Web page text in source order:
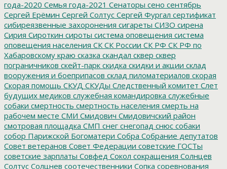
года-2020 Семья года-2021 Сенаторы сено сентябрь
Сергей Ерёмин Сергей Солтус Сергей Фургал сертификат
сибиреязвенные захоронения сигареты СИЗО сирена
Сирия Сироткин сироты система оповещения система
оповещения населения СК СК России СК РФ СК РФ по
Хабаровскому краю сказка скандал сквер сквер
пограничников скейт-парк скидка скидки и акции склад
вооружения и боеприпасов склад пиломатериалов скорая
Скорая помощь СКУД СКУДы Следственный комитет Слет
будущих медиков служебная командировка служебные
собаки смертность смертность населения смерть на
рабочем месте СМИ Смидович Смидовичский район
смотровая площадка СМП снег снегопад снюс собаки
собор Парижской Богоматери Собра Собрание депутатов
Совет ветеранов Совет Федерации советские ГОСТы
советские зарплаты Совфед Сокол сокращения Солнцев
Солтус Солцнев соотечественники Сопка соревнования